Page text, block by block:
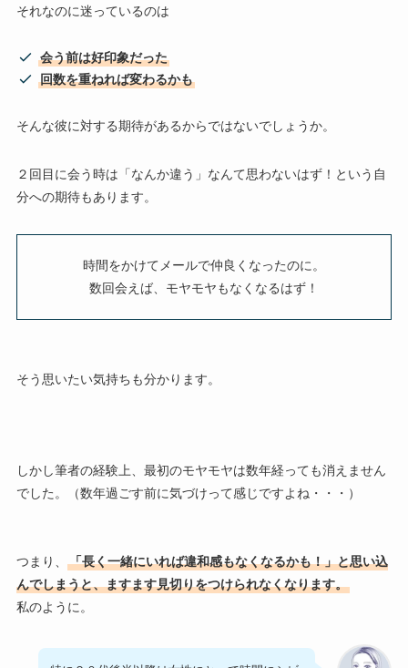
それなのに迷っているのは
会う前は好印象だった
回数を重ねれば変わるかも
そんな彼に対する期待があるからではないでしょうか。
２回目に会う時は「なんか違う」なんて思わないはず！という自
分への期待もあります。
時間をかけてメールで仲良くなったのに。
数回会えば、モヤモヤもなくなるはず！
そう思いたい気持ちも分かります。
しかし筆者の経験上、最初のモヤモヤは数年経っても消えません
でした。（数年過ごす前に気づけって感じですよね・・・）
つまり、
「長く一緒にいれば違和感もなくなるかも！」と思い込
んでしまうと、ますます見切りをつけられなくなります。
私のように。